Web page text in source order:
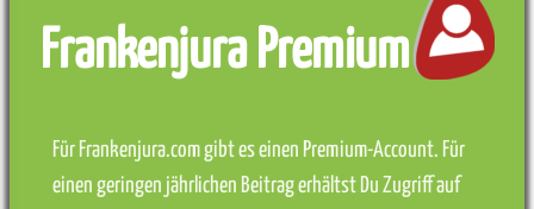
Frankenjura Premium
Für Frankenjura.com gibt es einen Premium-Account. Für
einen geringen jährlichen Beitrag erhältst Du Zugriff auf